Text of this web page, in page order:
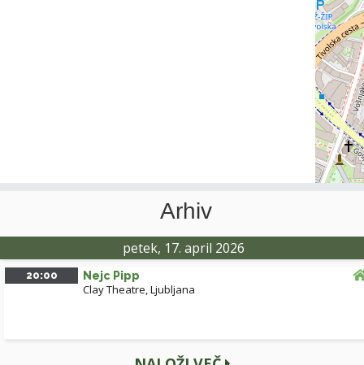
Arhiv
petek, 17. april 2026
20:00 Nejc Pipp
Clay Theatre, Ljubljana